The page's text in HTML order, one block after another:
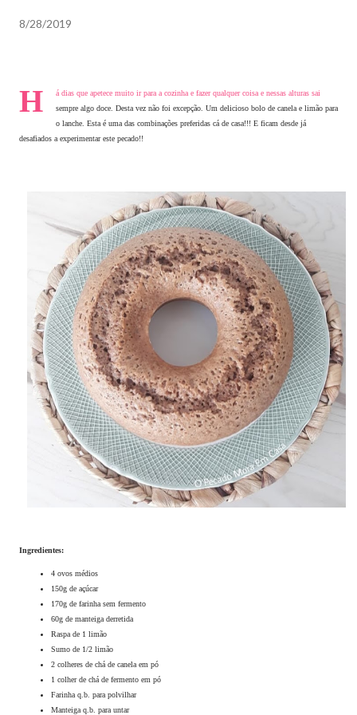
8/28/2019
H
á dias que apetece muito ir para a cozinha e fazer qualquer coisa e nessas alturas sai
sempre algo doce. Desta vez não foi excepção. Um delicioso bolo de canela e limão para
o lanche. Esta é uma das combinações preferidas cá de casa!!! E ficam desde já
desafiados a experimentar este pecado!!
Ingredientes:
4 ovos médios
150g de açúcar
170g de farinha sem fermento
60g de manteiga derretida
Raspa de 1 limão
Sumo de 1/2 limão
2 colheres de chá de canela em pó
1 colher de chá de fermento em pó
Farinha q.b. para polvilhar
Manteiga q.b. para untar